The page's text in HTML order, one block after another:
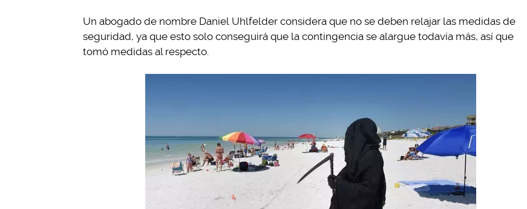
Un abogado de nombre Daniel Uhlfelder considera que no se deben relajar las medidas de
seguridad, ya que esto solo conseguirá que la contingencia se alargue todavía más, así que
tomó medidas al respecto.